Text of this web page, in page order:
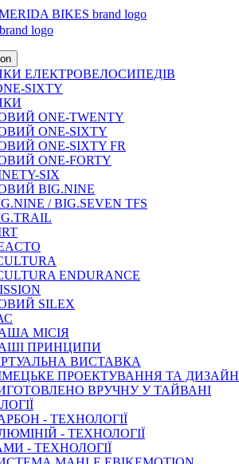
ЕЛЕКТРОВЕЛОСИПЕДІВ
SIXTY
ONE-TWENTY
ONE-SIXTY
ONE-SIXTY FR
ONE-FORTY
SIX
BIG.NINE
/ BIG.SEVEN TFS
ENDURANCE
SILEX
МICIЯ
ПРИНЦИПИ
ВИСТАВКА
ПРОЕКТУВАННЯ ТА ДИЗАЙН
ВРУЧНУ У ТАЙВАНІ
- ТЕХНОЛОГІЇ
- ТЕХНОЛОГІЇ
- ТЕХНОЛОГІЇ